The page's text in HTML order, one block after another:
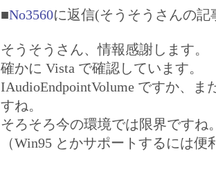
■No3560に返信(そうそうさんの記
そうそうさん、情報感謝します。
確かに Vista で確認しています。
IAudioEndpointVolume ですか、
すね。
そろそろ今の環境では限界ですね
（Win95 とかサポートするには